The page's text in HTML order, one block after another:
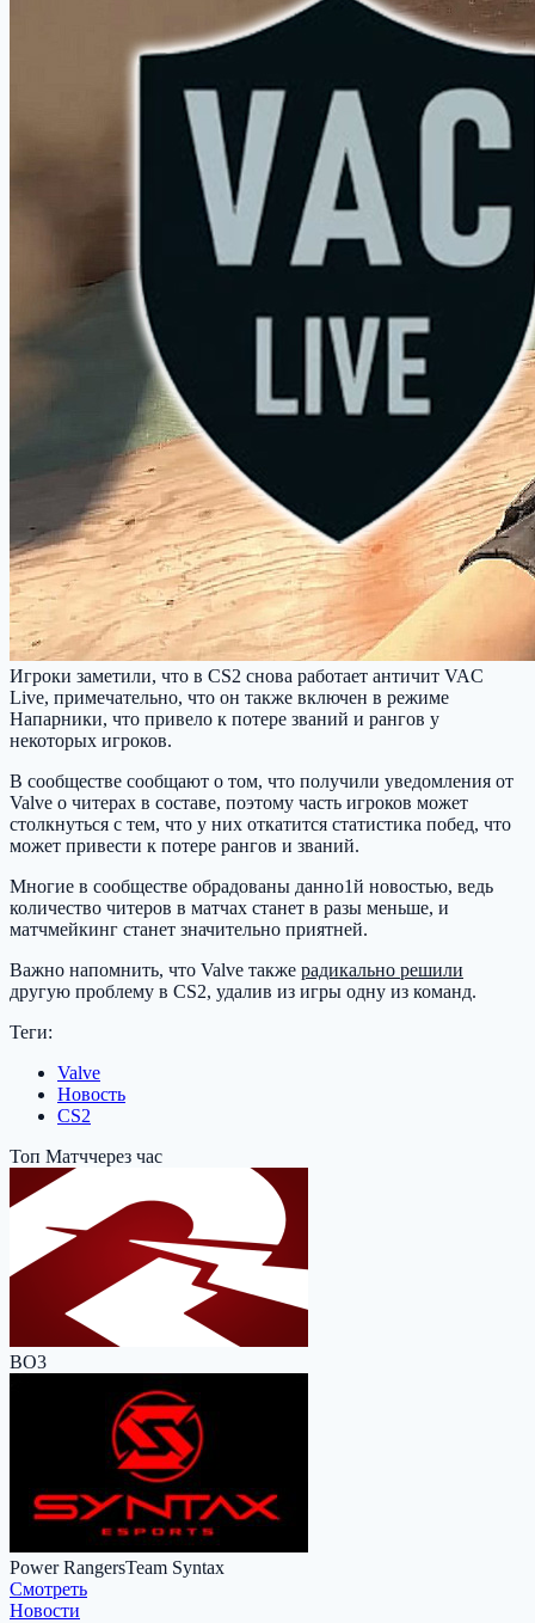
Игроки заметили, что в CS2 снова работает античит VAC
Live, примечательно, что он также включен в режиме
Напарники, что привело к потере званий и рангов у
некоторых игроков.
В сообществе сообщают о том, что получили уведомления от
Valve о читерах в составе, поэтому часть игроков может
столкнуться с тем, что у них откатится статистика побед, что
может привести к потере рангов и званий.
Многие в сообществе обрадованы данно1й новостью, ведь
количество читеров в матчах станет в разы меньше, и
матчмейкинг станет значительно приятней.
Важно напомнить, что Valve также радикально решили
другую проблему в CS2, удалив из игры одну из команд.
Теги:
Valve
Новость
CS2
Топ Матччерез час
BO3
Power RangersTeam Syntax
Cмотреть
Новости